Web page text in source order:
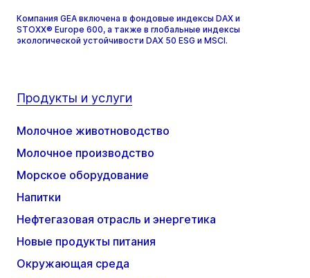
Компания GEA включена в фондовые индексы DAX и
STOXX® Europe 600, а также в глобальные индексы
экологической устойчивости DAX 50 ESG и MSCI.
Продукты и услуги
Молочное животноводство
Молочное производство
Морское оборудование
Напитки
Нефтегазовая отрасль и энергетика
Новые продукты питания
Окружающая среда